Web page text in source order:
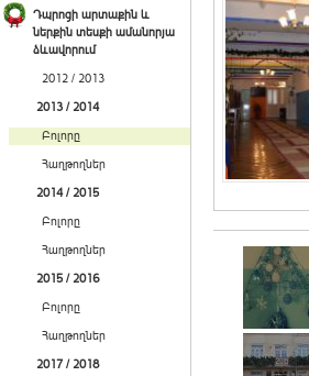
Դպրոցի արտաքին և
ներքին տեսքի ամանորյա
ձևավորում
2012 / 2013
2013 / 2014
Բոլորը
Հաղթողներ
2014 / 2015
Բոլորը
Հաղթողներ
2015 / 2016
Բոլորը
Հաղթողներ
2017 / 2018